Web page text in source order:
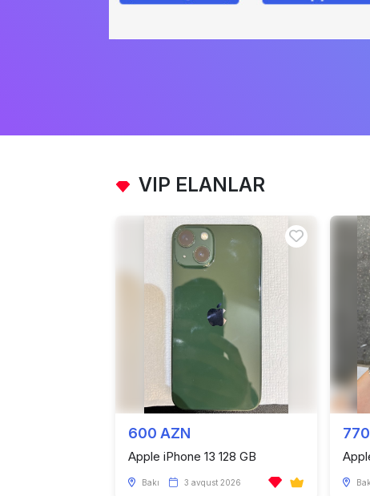
VIP ELANLAR
600 AZN
Apple iPhone 13 128 GB
Bakı 3 avqust 2026